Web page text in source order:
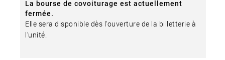
La bourse de covoiturage est actuellement
fermée.
Elle sera disponible dès l'ouverture de la billetterie à
l'unité.